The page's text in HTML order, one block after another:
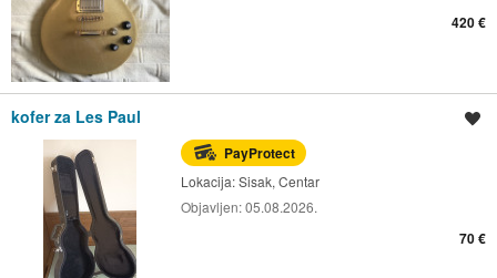
420 €
kofer za Les Paul
PayProtect
Lokacija:Sisak, Centar
Objavljen:05.08.2026.
70 €